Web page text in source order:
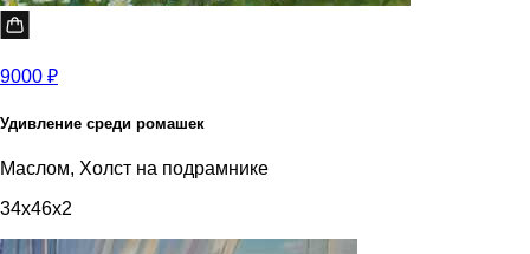
9000 ₽
Удивление среди ромашек
Маслом, Холст на подрамнике
34x46x2